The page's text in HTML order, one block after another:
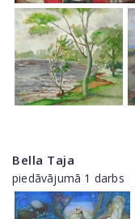
Bella Taja
piedāvājumā 1 darbs